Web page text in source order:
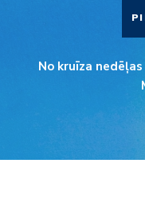
No kruīza